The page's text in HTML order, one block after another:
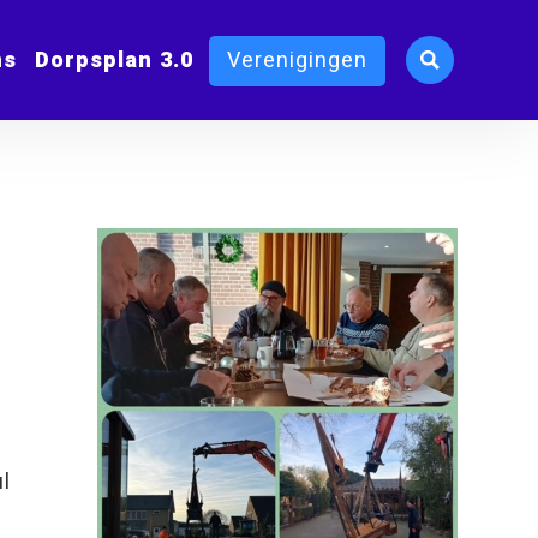
Dorpsplan 3.0 Verenigingen